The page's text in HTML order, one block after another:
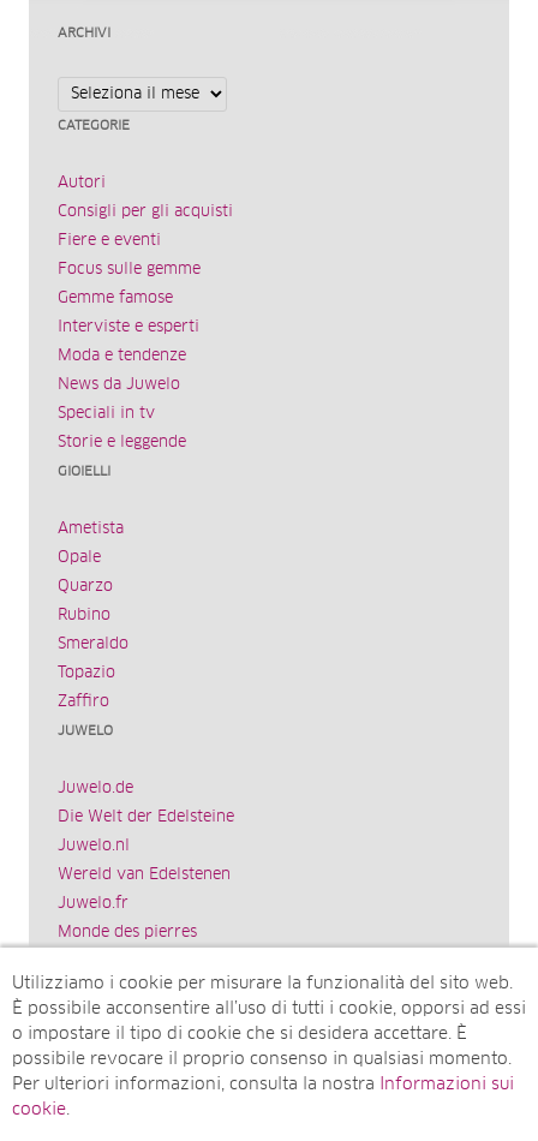
ARCHIVI
Archivi
CATEGORIE
Autori
Consigli per gli acquisti
Fiere e eventi
Focus sulle gemme
Gemme famose
Interviste e esperti
Moda e tendenze
News da Juwelo
Speciali in tv
Storie e leggende
GIOIELLI
Ametista
Opale
Quarzo
Rubino
Smeraldo
Topazio
Zaffiro
JUWELO
Juwelo.de
Die Welt der Edelsteine
Juwelo.nl
Wereld van Edelstenen
Juwelo.fr
Monde des pierres
El mundo de las piedras preciosas
Rocks & Co.
World of Gemstones
Juwelo.com
Ädelstenarnas Värld
Utilizziamo i cookie per misurare la funzionalità del sito web.
È possibile acconsentire all’uso di tutti i cookie, opporsi ad essi
o impostare il tipo di cookie che si desidera accettare. È
possibile revocare il proprio consenso in qualsiasi momento.
Per ulteriori informazioni, consulta la nostra
Informazioni sui
cookie.